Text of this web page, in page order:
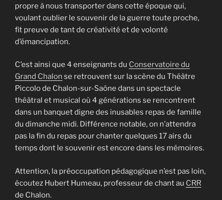
propre à nous transporter dans cette époque qui,
voulant oublier le souvenir de la guerre toute proche,
fit preuve de tant de créativité et de volonté
d’émancipation.
C’est ainsi que 4 enseignants du Conservatoire du
Grand Chalon se retrouvent sur la scène du Théâtre
Piccolo de Chalon-sur-Saône dans un spectacle
théâtral et musical où 4 générations se rencontrent
dans un banquet digne des inusables repas de famille
du dimanche midi. Différence notable, on n’attendra
pas la fin du repas pour chanter quelques 17 airs du
temps dont le souvenir est encore dans les mémoires.
Attention, la préoccupation pédagogique n’est pas loin,
écoutez Hubert Humeau, professeur de chant au CRR
de Chalon.